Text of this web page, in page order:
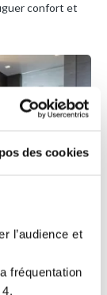
des cookies
l’audience et
fréquentation
confort et
385 €